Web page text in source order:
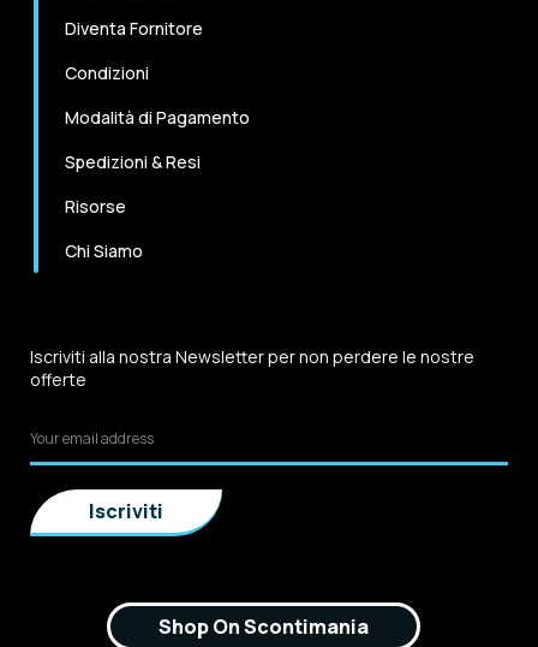
Diventa Fornitore
Condizioni
Modalità di Pagamento
Spedizioni & Resi
Risorse
Chi Siamo
Iscriviti alla nostra Newsletter per non perdere le nostre
offerte
Shop On Scontimania